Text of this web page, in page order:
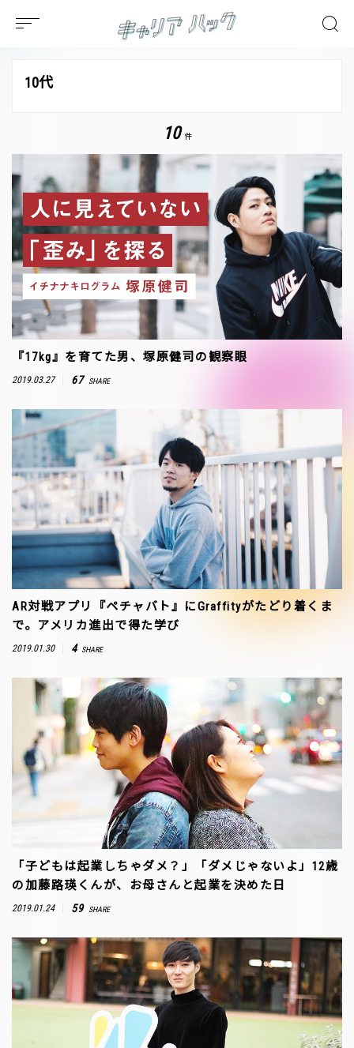
10代
10 件
『17kg』を育てた男、塚原健司の観察眼
2019.03.27 67 SHARE
AR対戦アプリ『ペチャバト』にGraffityがたどり着くま
で。アメリカ進出で得た学び
2019.01.30 4 SHARE
「子どもは起業しちゃダメ？」「ダメじゃないよ」12歳
の加藤路瑛くんが、お母さんと起業を決めた日
2019.01.24 59 SHARE